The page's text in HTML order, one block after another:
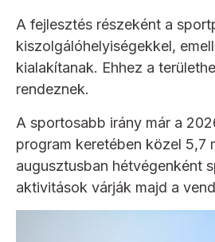
A fejlesztés részeként a
kiszolgálóhelyiségekkel,
kialakítanak. Ehhez a
rendeznek.
A sportosabb irány már a
program keretében közel 5,7
augusztusban hétvégenként
aktivitások várják majd a